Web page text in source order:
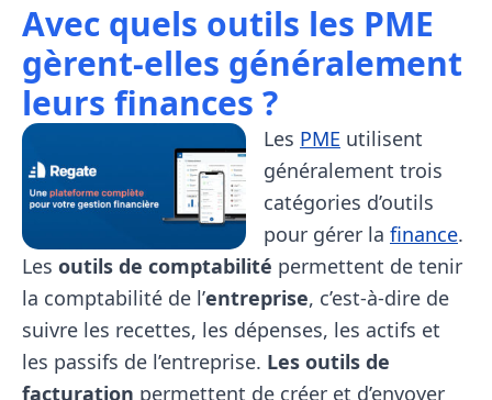
Avec quels outils les PME
gèrent-elles généralement
leurs finances ?
Les PME utilisent
généralement trois
catégories d’outils
pour gérer la finance.
Les outils de comptabilité permettent de tenir
la comptabilité de l’entreprise, c’est-à-dire de
suivre les recettes, les dépenses, les actifs et
les passifs de l’entreprise. Les outils de
facturation permettent de créer et d’envoyer